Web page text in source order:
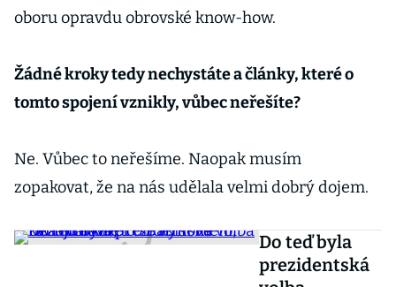
oboru opravdu obrovské know-how.
Žádné kroky tedy nechystáte a články, které o
tomto spojení vznikly, vůbec neřešíte?
Ne. Vůbec to neřešíme. Naopak musím
zopakovat, že na nás udělala velmi dobrý dojem.
Do teď byla
prezidentská